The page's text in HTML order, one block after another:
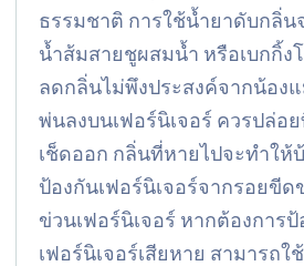
ธรรมชาติ การใช้น้ำยาดับกลิ่น
น้ำส้มสายชูผสมน้ำ หรือเบกกิ้ง
ลดกลิ่นไม่พึงประสงค์จากน้อง
พ่นลงบนเฟอร์นิเจอร์ ควรปล่อ
เช็ดออก กลิ่นที่หายไปจะทำให้
ป้องกันเฟอร์นิเจอร์จากรอยขี
ข่วนเฟอร์นิเจอร์ หากต้องการ
เฟอร์นิเจอร์เสียหาย สามารถ